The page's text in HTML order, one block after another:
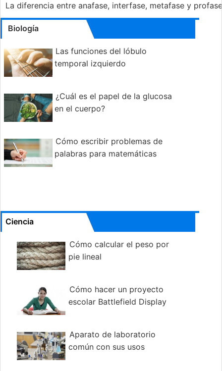
La diferencia entre anafase, interfase, metafase y
Biología
Las funciones del lóbulo
temporal izquierdo
¿Cuál es el papel de la glucosa
en el cuerpo?
Cómo escribir problemas de
palabras para matemáticas
Ciencia
Cómo calcular el peso por
pie lineal
Cómo hacer un proyecto
escolar Battlefield Display
Aparato de laboratorio
común con sus usos